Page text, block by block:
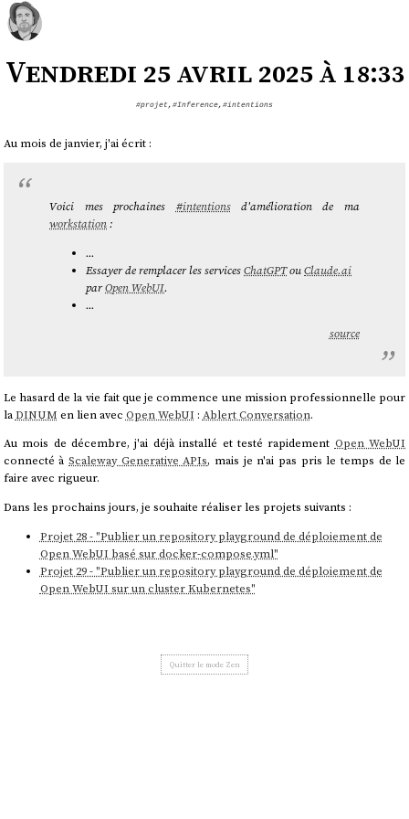
Vendredi 25 avril 2025 à 18:33
#projet, #Inference, #intentions
Au mois de janvier, j'ai écrit :
Voici mes prochaines #intentionsd'amélioration de ma
workstation:
...
Essayer de remplacer les servicesChatGPTouClaude.ai
parOpen WebUI.
...
source
Le hasard de la vie fait que je commence une mission professionnelle pour
laDINUM en lien avec Open WebUI : Ablert Conversation.
Au mois de décembre, j'ai déjà installé et testé rapidement Open WebUI
connecté àScaleway Generative APIs, mais je n'ai pas pris le temps de le
faire avec rigueur.
Dans les prochains jours, je souhaite réaliser les projets suivants :
Projet 28 - "Publier un repository playground de déploiement de
Open WebUI basé sur docker-compose.yml"
Projet 29 - "Publier un repository playground de déploiement de
Open WebUI sur un cluster Kubernetes"
Quitter le mode Zen